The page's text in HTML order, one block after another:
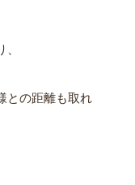
との距離も取れ